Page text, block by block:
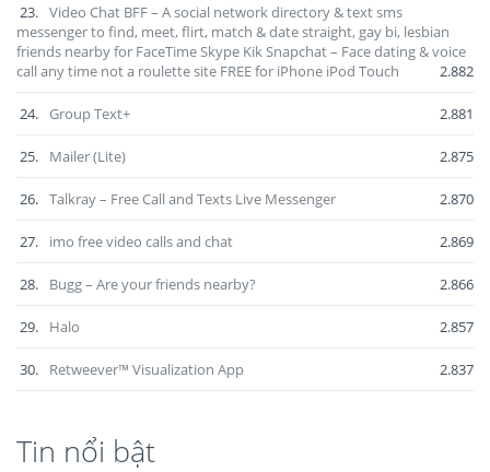
23. Video Chat BFF – A social network directory & text sms
messenger to find, meet, flirt, match & date straight, gay bi, lesbian
friends nearby for FaceTime Skype Kik Snapchat – Face dating & voice
call any time not a roulette site FREE for iPhone iPod Touch
2.882
24. Group Text+ 2.881
25. Mailer (Lite) 2.875
26. Talkray – Free Call and Texts Live Messenger 2.870
27. imo free video calls and chat 2.869
28. Bugg – Are your friends nearby? 2.866
29. Halo 2.857
30. Retweever™ Visualization App 2.837
Tin nổi bật